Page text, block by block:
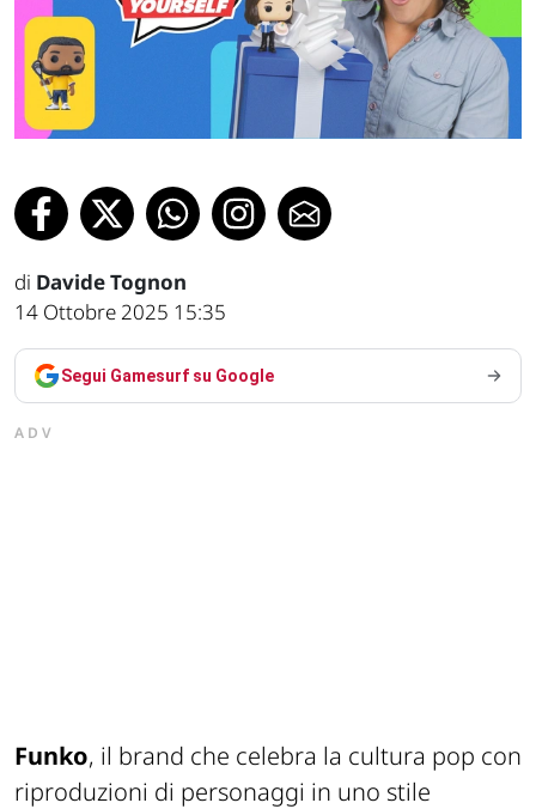
di Davide Tognon
14 Ottobre 2025 15:35
Segui Gamesurf su Google
ADV
Funko, il brand che celebra la cultura pop con
riproduzioni di personaggi in uno stile